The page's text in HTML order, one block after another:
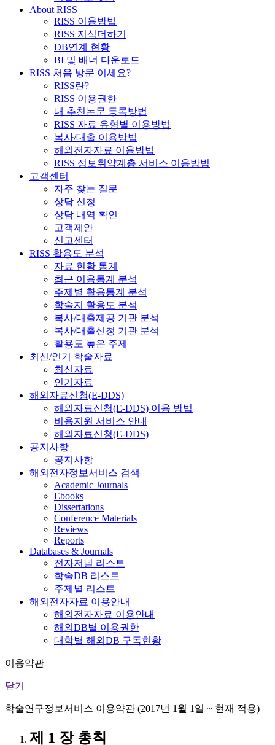
About RISS
RISS 이용방법
RISS 지식더하기
DB연계 현황
BI 및 배너 다운로드
RISS 처음 방문 이세요?
RISS란?
RISS 이용권한
내 추천논문 등록방법
RISS 자료 유형별 이용방법
복사/대출 이용방법
해외전자자료 이용방법
RISS 정보취약계층 서비스 이용방법
고객센터
자주 찾는 질문
상담 신청
상담 내역 확인
고객제안
신고센터
RISS 활용도 분석
자료 현황 통계
최근 이용통계 분석
주제별 활용통계 분석
학술지 활용도 분석
복사/대출제공 기관 분석
복사/대출신청 기관 분석
활용도 높은 주제
최신/인기 학술자료
최신자료
인기자료
해외자료신청(E-DDS)
해외자료신청(E-DDS) 이용 방법
비용지원 서비스 안내
해외자료신청(E-DDS)
공지사항
공지사항
해외전자정보서비스 검색
Academic Journals
Ebooks
Dissertations
Conference Materials
Reviews
Reports
Databases & Journals
전자저널 리스트
학술DB 리스트
주제별 리스트
해외전자자료 이용안내
해외전자자료 이용안내
해외DB별 이용권한
대학별 해외DB 구독현황
이용약관
닫기
학술연구정보서비스 이용약관 (2017년 1월 1일 ~ 현재 적용)
제 1 장 총칙